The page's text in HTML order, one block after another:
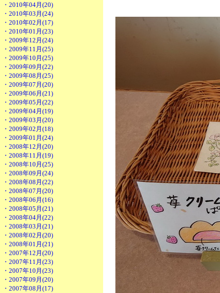
・2010年04月(20)
・2010年03月(24)
・2010年02月(17)
・2010年01月(23)
・2009年12月(24)
・2009年11月(25)
・2009年10月(25)
・2009年09月(22)
・2009年08月(25)
・2009年07月(20)
・2009年06月(21)
・2009年05月(22)
・2009年04月(19)
・2009年03月(20)
・2009年02月(18)
・2009年01月(24)
・2008年12月(20)
・2008年11月(19)
・2008年10月(25)
・2008年09月(24)
・2008年08月(22)
・2008年07月(20)
・2008年06月(16)
・2008年05月(21)
・2008年04月(22)
・2008年03月(21)
・2008年02月(20)
・2008年01月(21)
・2007年12月(20)
・2007年11月(23)
・2007年10月(23)
・2007年09月(20)
・2007年08月(17)